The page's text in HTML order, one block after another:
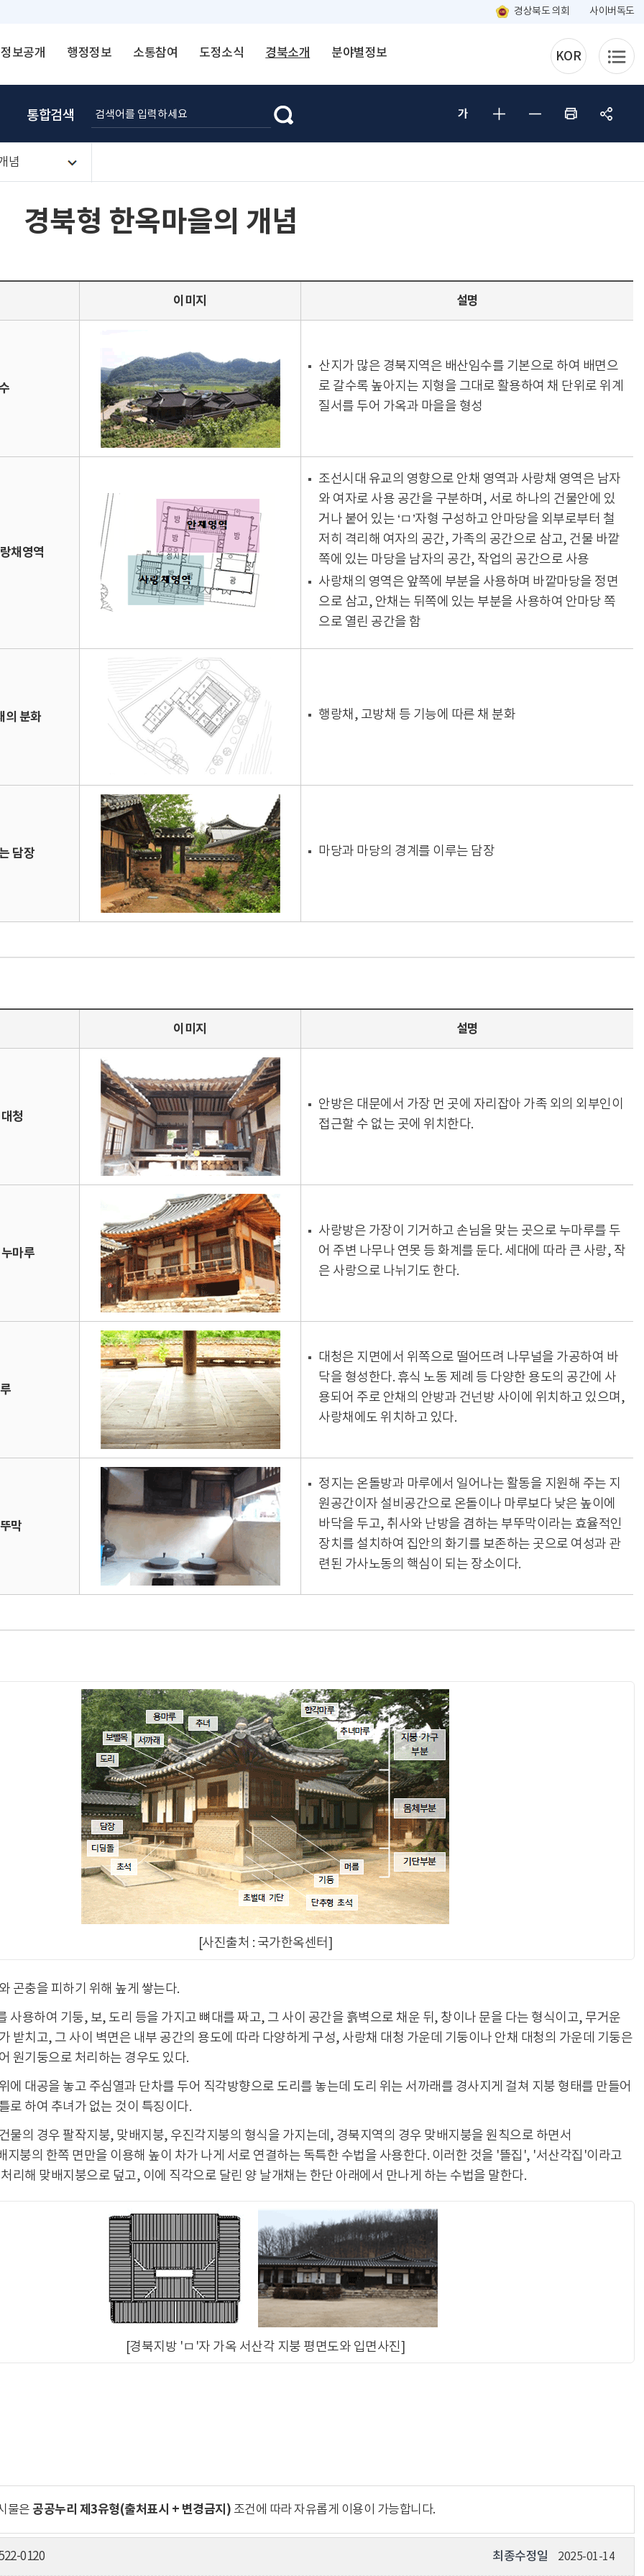
경상북도 의회 사이버독도
정보공개 행정정보 소통참여 도정소식 경북소개 분야별정보 KOR
통합검색
념
경북형 한옥마을의 개념
이미지 설명
산지가 많은 경북지역은 배산임수를 기본으로 하여 배면으
로 갈수록 높아지는 지형을 그대로 활용하여 채 단위로 위계
질서를 두어 가옥과 마을을 형성
채영역
조선시대 유교의 영향으로 안채 영역과 사랑채 영역은 남자
와 여자로 사용 공간을 구분하며, 서로 하나의 건물안에 있
거나 붙어 있는 ‘ㅁ’자형 구성하고 안마당을 외부로부터 철
저히 격리해 여자의 공간, 가족의 공간으로 삼고, 건물 바깥
쪽에 있는 마당을 남자의 공간, 작업의 공간으로 사용
사랑채의 영역은 앞쪽에 부분을 사용하며 바깥마당을 정면
으로 삼고, 안채는 뒤쪽에 있는 부분을 사용하여 안마당 쪽
으로 열린 공간을 함
의 분화 행랑채, 고방채 등 기능에 따른 채 분화
담장 마당과 마당의 경계를 이루는 담장
이미지 설명
청
안방은 대문에서 가장 먼 곳에 자리잡아 가족 외의 외부인이
접근할 수 없는 곳에 위치한다.
마루
사랑방은 가장이 기거하고 손님을 맞는 곳으로 누마루를 두
어 주변 나무나 연못 등 화계를 둔다. 세대에 따라 큰 사랑, 작
은 사랑으로 나뉘기도 한다.
대청은 지면에서 위쪽으로 떨어뜨려 나무널을 가공하여 바
닥을 형성한다. 휴식 노동 제례 등 다양한 용도의 공간에 사
용되어 주로 안채의 안방과 건넌방 사이에 위치하고 있으며,
사랑채에도 위치하고 있다.
막
정지는 온돌방과 마루에서 일어나는 활동을 지원해 주는 지
원공간이자 설비공간으로 온돌이나 마루보다 낮은 높이에
바닥을 두고, 취사와 난방을 겸하는 부뚜막이라는 효율적인
장치를 설치하여 집안의 화기를 보존하는 곳으로 여성과 관
련된 가사노동의 핵심이 되는 장소이다.
[사진출처 : 국가한옥센터]
곤충을 피하기 위해 높게 쌓는다.
사용하여 기둥, 보, 도리 등을 가지고 뼈대를 짜고, 그 사이 공간을 흙벽으로 채운 뒤, 창이나 문을 다는 형식이고, 무거운
받치고, 그 사이 벽면은 내부 공간의 용도에 따라 다양하게 구성, 사랑채 대청 가운데 기둥이나 안채 대청의 가운데 기둥은
원기둥으로 처리하는 경우도 있다.
에 대공을 놓고 주심열과 단차를 두어 직각방향으로 도리를 놓는데 도리 위는 서까래를 경사지게 걸쳐 지붕 형태를 만들어
로 하여 추녀가 없는 것이 특징이다.
물의 경우 팔작지붕, 맞배지붕, 우진각지붕의 형식을 가지는데, 경북지역의 경우 맞배지붕을 원칙으로 하면서
지붕의 한쪽 면만을 이용해 높이 차가 나게 서로 연결하는 독특한 수법을 사용한다. 이러한 것을 '뜰집', '서산각집'이라고
리해 맞배지붕으로 덮고, 이에 직각으로 달린 양 날개채는 한단 아래에서 만나게 하는 수법을 말한다.
[경북지방 'ㅁ'자 가옥 서산각 지붕 평면도와 입면사진]
물은 공공누리 제3유형(출처표시 + 변경금지) 조건에 따라 자유롭게 이용이 가능합니다.
0120 최종수정일 2025-01-14